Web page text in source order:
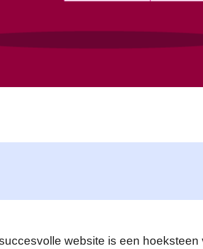
website is een hoeksteen